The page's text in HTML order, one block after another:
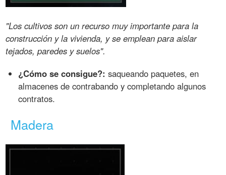
"Los cultivos son un recurso muy importante para la
construcción y la vivienda, y se emplean para aislar
tejados, paredes y suelos".
¿Cómo se consigue?: saqueando paquetes, en
almacenes de contrabando y completando algunos
contratos.
Madera